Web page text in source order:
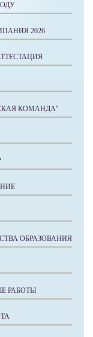
2026
КОМАНДА"
ОБРАЗОВАНИЯ
РАБОТЫ